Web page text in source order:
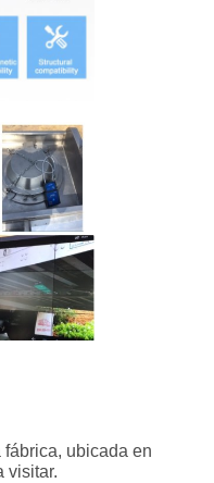
ubicada en
visitar.